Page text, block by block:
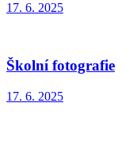
17. 6. 2025
Školní fotografie
17. 6. 2025